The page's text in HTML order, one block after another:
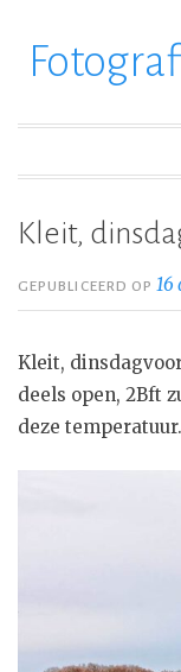
verder
Kleit,
GEPUBLICEERD OP16
Kleit,
deels open, 2Bft
deze temperatuur.